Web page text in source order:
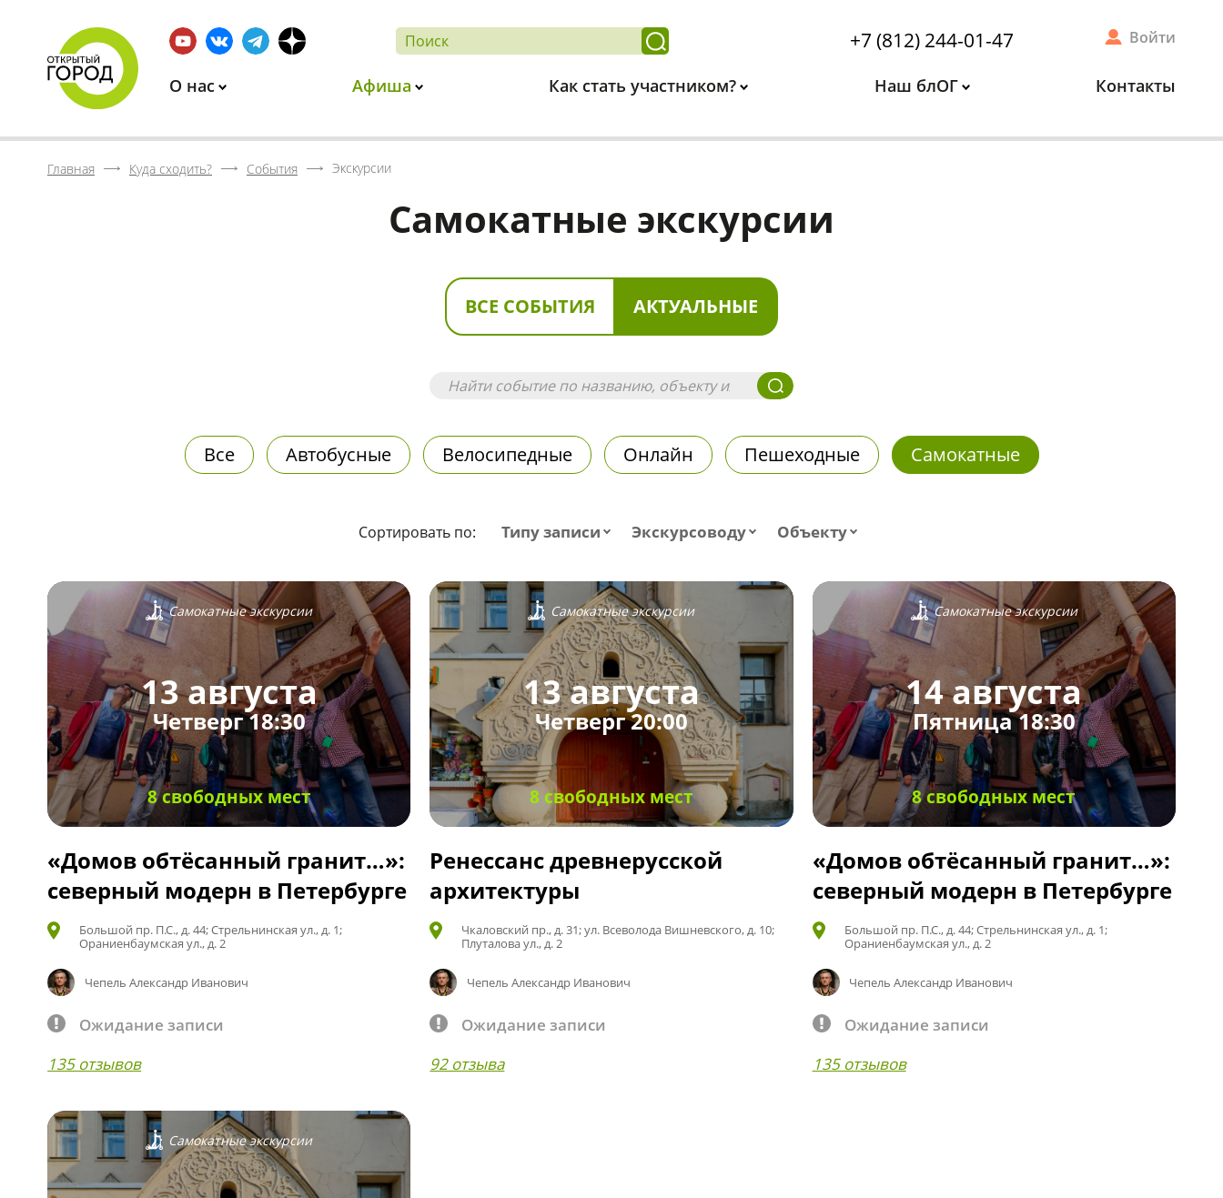
+7 (812) 244-01-47 Войти
О нас Афиша Как стать участником? Наш блОГ Контакты
Главная Куда сходить? События Экскурсии
Самокатные экскурсии
ВСЕ СОБЫТИЯ АКТУАЛЬНЫЕ
Все Автобусные Велосипедные Онлайн Пешеходные Самокатные
Сортировать по: Типу записи Экскурсоводу Объекту
Самокатные экскурсии
13 августа
Четверг 18:30
8 свободных мест
«Домов обтёсанный гранит…»:
северный модерн в Петербурге
Большой пр. П.С., д. 44; Стрельнинская ул., д. 1;
Ораниенбаумская ул., д. 2
Чепель Александр Иванович
Ожидание записи
135 отзывов
Самокатные экскурсии
13 августа
Четверг 20:00
8 свободных мест
Ренессанс древнерусской
архитектуры
Чкаловский пр., д. 31; ул. Всеволода Вишневского, д. 10;
Плуталова ул., д. 2
Чепель Александр Иванович
Ожидание записи
92 отзыва
Самокатные экскурсии
14 августа
Пятница 18:30
8 свободных мест
«Домов обтёсанный гранит…»:
северный модерн в Петербурге
Большой пр. П.С., д. 44; Стрельнинская ул., д. 1;
Ораниенбаумская ул., д. 2
Чепель Александр Иванович
Ожидание записи
135 отзывов
Самокатные экскурсии